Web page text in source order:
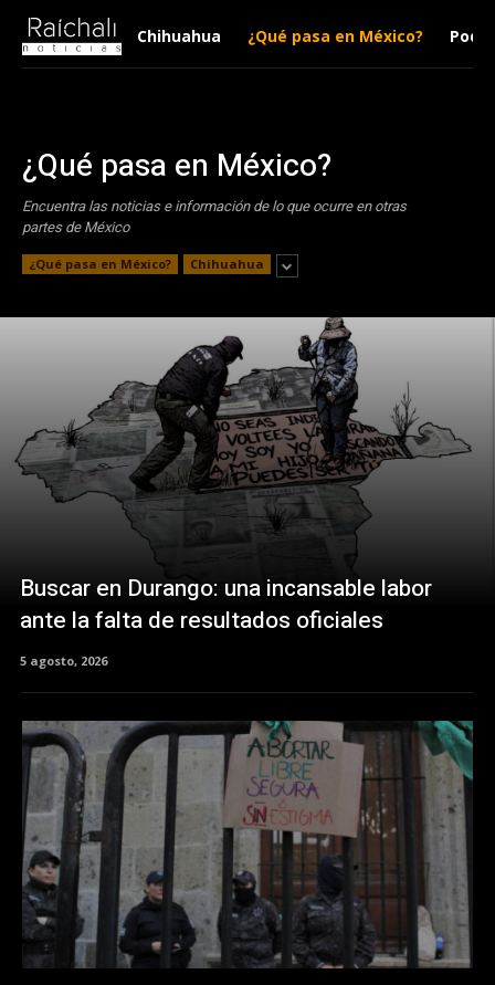
Chihuahua ¿Qué pasa en México?
¿Qué pasa en México?
Encuentra las noticias e información de lo que ocurre en otras
partes de México
¿Qué pasa en México? Chihuahua
Buscar en Durango: una incansable labor
ante la falta de resultados oficiales
5 agosto, 2026